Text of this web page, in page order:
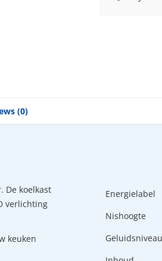
(0)
De koelkast
verlichting
keuken
Energielabel
Nishoogte
Geluidsniveau